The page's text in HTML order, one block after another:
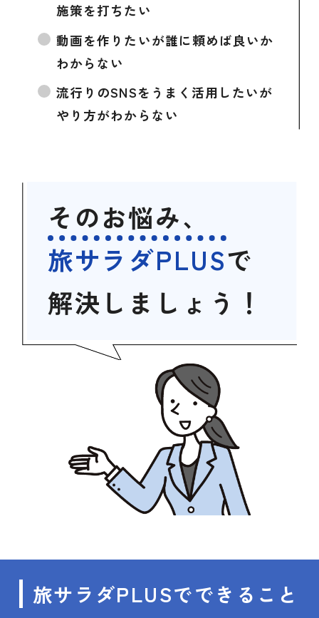
施策を打ちたい
動画を作りたいが誰に頼めば良いか
わからない
流行りのSNSをうまく活用したいが
やり方がわからない
そのお悩み、
旅サラダPLUSで
解決しましょう！
旅サラダPLUSでできること